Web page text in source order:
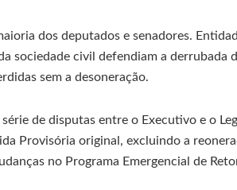
dos deputados e senadores.
sociedade civil defendiam a derrubada
sem a desoneração.
de disputas entre o Executivo e o
Provisória original, excluindo a
no Programa Emergencial de